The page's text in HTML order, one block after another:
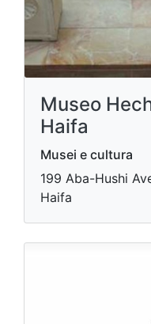
Museo
Haifa
Musei e cultura
199 Aba-Hushi
Haifa